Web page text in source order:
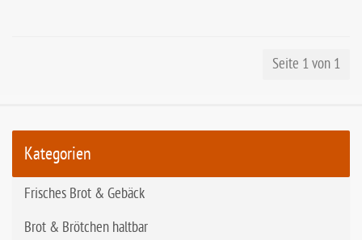
Seite 1 von 1
Kategorien
Frisches Brot & Gebäck
Brot & Brötchen haltbar